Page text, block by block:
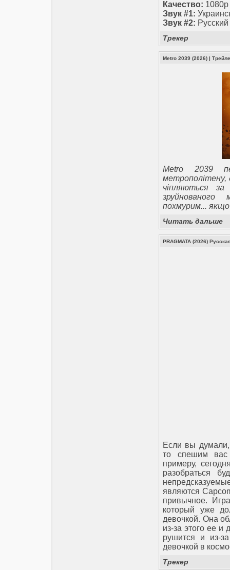
Качество:
Звук #1:
Звук #2:
Трекер
Metro 2039 (2026) |
Metro 2039
метрополітену,
чіпляються
похмурим... якщо
Читать дальше
PRAGMATA (2026)
Если вы думали,
то спешим вас
примеру,
разобраться
являются
привычное.
который уже
девочкой. Она
из-за этого ее и
рушится и из-
девочкой в
Трекер